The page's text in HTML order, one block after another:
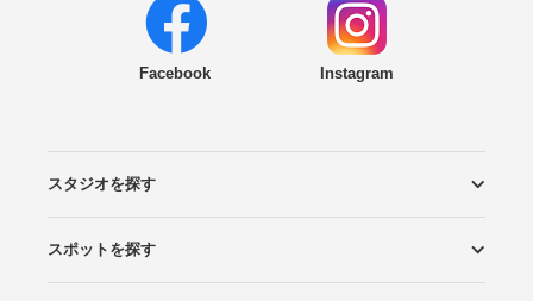
Facebook Instagram
スタジオを探す
エリアから探す
こだわりから探す
NEW PHOTO STYLE
プランから探す
フォトタイプ診断
フォトグラファーから探す
国内リゾートから探す
スポットを探す